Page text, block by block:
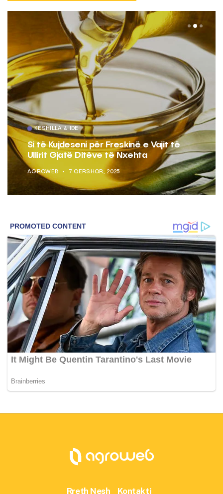
KËSHILLA & IDE
Si të Kujdeseni për Freskinë e Vajit të
Ullirit Gjatë Ditëve të Nxehta
AGROWEB 7 QERSHOR, 2025
Rreth Nesh Kontakti